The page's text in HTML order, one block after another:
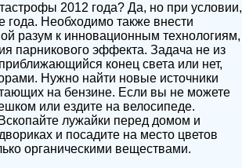
2012 года? Да, но при условии,
года. Необходимо также внести
разум к инновационным технологиям,
парникового эффекта. Задача не из
конец света или нет,
Нужно найти новые источники
на бензине. Если вы не можете
или ездите на велосипеде.
лужайки перед домом и
и посадите на место цветов
органическими веществами.